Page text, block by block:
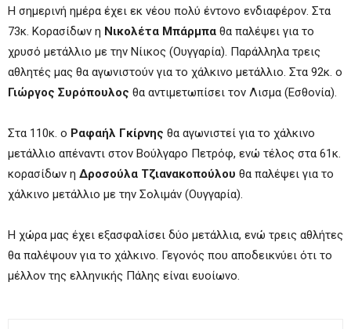
Η σημερινή ημέρα έχει εκ νέου πολύ έντονο ενδιαφέρον. Στα
73κ. Κορασίδων η Νικολέτα Μπάρμπα θα παλέψει για το
χρυσό μετάλλιο με την Νίικος (Ουγγαρία). Παράλληλα τρεις
αθλητές μας θα αγωνιστούν για το χάλκινο μετάλλιο. Στα 92κ. ο
Γιώργος Συρόπουλος θα αντιμετωπίσει τον Λισμα (Εσθονία).
Στα 110κ. ο Ραφαήλ Γκίρνης θα αγωνιστεί για το χάλκινο
μετάλλιο απέναντι στον Βούλγαρο Πετρόφ, ενώ τέλος στα 61κ.
κορασίδων η Δροσούλα Τζιανακοπούλου θα παλέψει για το
χάλκινο μετάλλιο με την Σολιμάν (Ουγγαρία).
Η χώρα μας έχει εξασφαλίσει δύο μετάλλια, ενώ τρεις αθλήτες
θα παλέψουν για το χάλκινο. Γεγονός που αποδεικνύει ότι το
μέλλον της ελληνικής Πάλης είναι ευοίωνο.